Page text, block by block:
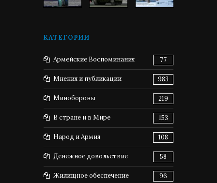
КАТЕГОРИИ
Армейские Воспоминания 77
Мнения и публикации 983
Минобороны 219
В стране и в Мире 153
Народ и Армия 108
Денежное довольствие 58
Жилищное обеспечение 96